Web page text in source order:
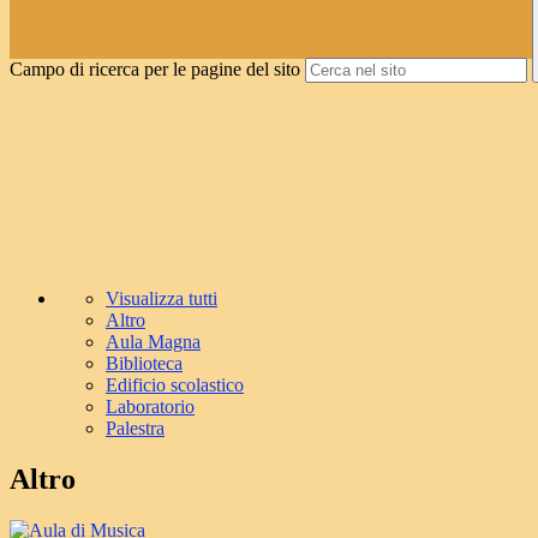
Campo di ricerca per le pagine del sito
Visualizza tutti
Altro
Aula Magna
Biblioteca
Edificio scolastico
Laboratorio
Palestra
Altro